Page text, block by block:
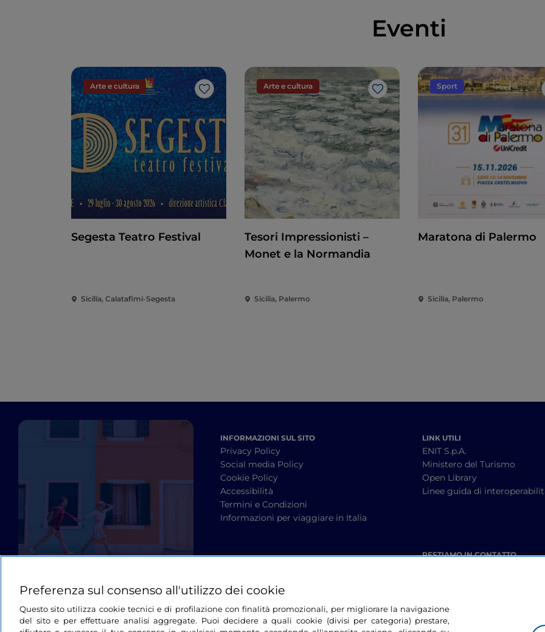
Eventi
Arte e cultura
Like
Segesta Teatro Festival
Sicilia, Calatafimi-Segesta
Arte e cultura
Like
Tesori Impressionisti –
Monet e la Normandia
Sicilia, Palermo
Sport
Maratona di Palermo
Sicilia, Palermo
INFORMAZIONI SUL SITO
Privacy Policy
Social media Policy
Cookie Policy
Accessibilità
Termini e Condizioni
Informazioni per viaggiare in Italia
LINK UTILI
ENIT S.p.A.
Ministero del Turismo
Open Library
Linee guida di
RESTIAMO IN CONTATTO
Preferenza sul consenso all'utilizzo dei cookie
Questo sito utilizza cookie tecnici e di profilazione con finalità promozionali, per migliorare la navigazione
del sito e per effettuare analisi aggregate. Puoi decidere a quali cookie (divisi per categoria) prestare,